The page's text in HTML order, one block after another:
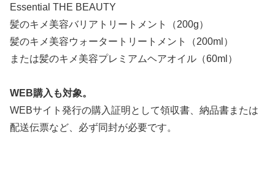
Essential THE BEAUTY
髪のキメ美容バリアトリートメント（200g）
髪のキメ美容ウォータートリートメント（200ml）
または髪のキメ美容プレミアムヘアオイル（60ml）
WEB購入も対象。
WEBサイト発行の購入証明として領収書、 納品書または
配送伝票など、必ず同封が必要です。